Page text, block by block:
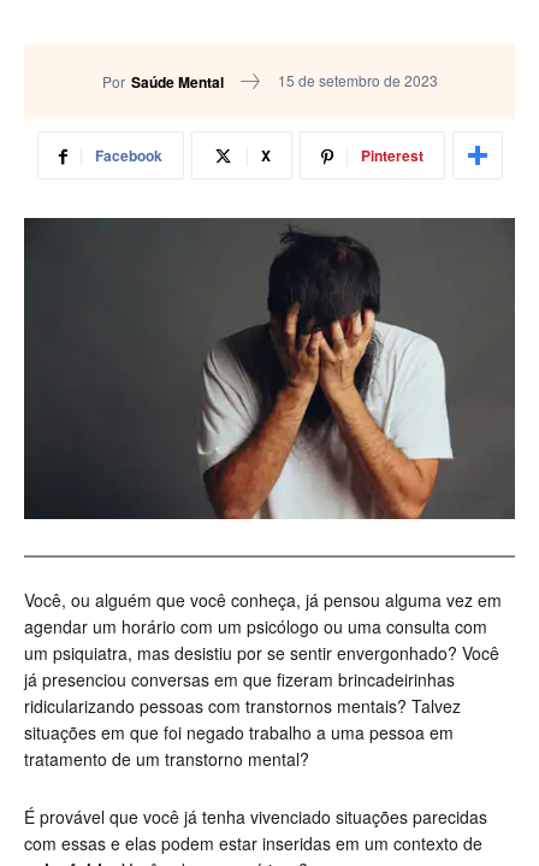
Por Saúde Mental 15 de setembro de 2023
Facebook X Pinterest
Você, ou alguém que você conheça, já pensou alguma vez em
agendar um horário com um psicólogo ou uma consulta com
um psiquiatra, mas desistiu por se sentir envergonhado? Você
já presenciou conversas em que fizeram brincadeirinhas
ridicularizando pessoas com transtornos mentais? Talvez
situações em que foi negado trabalho a uma pessoa em
tratamento de um transtorno mental?
É provável que você já tenha vivenciado situações parecidas
com essas e elas podem estar inseridas em um contexto de